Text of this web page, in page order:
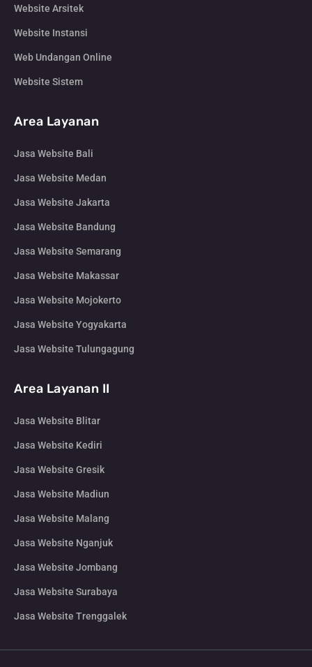
Website Arsitek
Website Instansi
Web Undangan Online
Website Sistem
Area Layanan
Jasa Website Bali
Jasa Website Medan
Jasa Website Jakarta
Jasa Website Bandung
Jasa Website Semarang
Jasa Website Makassar
Jasa Website Mojokerto
Jasa Website Yogyakarta
Jasa Website Tulungagung
Area Layanan II
Jasa Website Blitar
Jasa Website Kediri
Jasa Website Gresik
Jasa Website Madiun
Jasa Website Malang
Jasa Website Nganjuk
Jasa Website Jombang
Jasa Website Surabaya
Jasa Website Trenggalek